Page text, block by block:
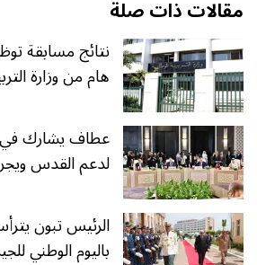
مقالات ذات صلة
نتائج مسابقة
هام من وزارة
عطاف يشارك في
لدعم القدس
الرئيس تبون
باليوم الوطني